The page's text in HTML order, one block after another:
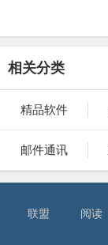
相关分类
精品软件
邮件通讯
联盟 阅读